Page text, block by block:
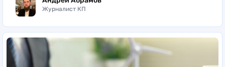
Журналист КП